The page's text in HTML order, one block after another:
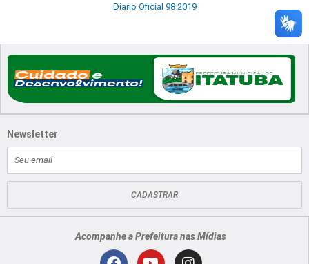
Diario Oficial 98 2019
Newsletter
mail
CADASTRAR
Acompanhe a Prefeitura nas Mídias